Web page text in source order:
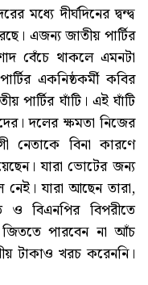
দীর্ঘদিনের দ্বন্দ্ব
এজন্য জাতীয় পার্টির
বেঁচে থাকলে এমনটা
একনিষ্ঠকর্মী কবির
ঘাঁটি। এই ঘাঁটি
দলের ক্ষমতা নিজের
নেতাকে বিনা কারণে
যারা ভোটের জন্য
যারা আছেন তারা,
ও বিএনপির বিপরীতে
জিততে পারবেন না আঁচ
টাকাও খরচ করেননি।